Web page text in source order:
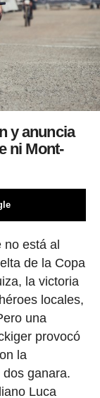
y anuncia
ni Mont-
no está al
de la Copa
la victoria
locales,
una
provocó
la
ganara.
Luca